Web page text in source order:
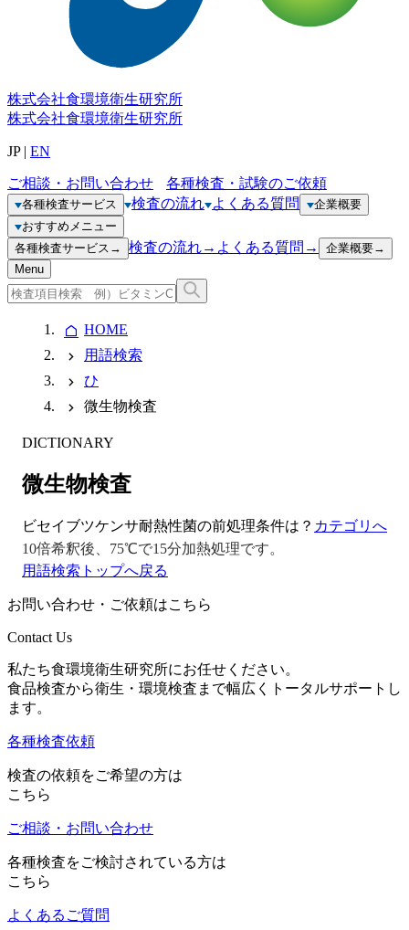
株式会社食環境衛生研究所
株式会社食環境衛生研究所
JP| EN
ご相談・お問い合わせ 各種検査・試験のご依頼
各種検査サービス 検査の流れ よくある質問
企業概要
おすすめメニュー
各種検査サービス → 検査の流れ→ よくある質問 → 企業概要→
Menu
HOME
用語検索
ひ
微生物検査
DICTIONARY
微生物検査
ビセイブツケンサ耐熱性菌の前処理条件は？ カテゴリへ
10倍希釈後、75℃で15分加熱処理です。
用語検索トップへ戻る
お問い合わせ・ご依頼はこちら
Contact Us
私たち食環境衛生研究所にお任せください。
食品検査から衛生・環境検査まで幅広くトータルサポートし
ます。
各種検査依頼
検査の依頼をご希望の方は
こちら
ご相談・お問い合わせ
各種検査をご検討されている方は
こちら
よくあるご質問